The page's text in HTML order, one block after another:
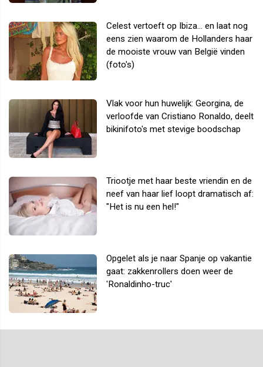
Celest vertoeft op Ibiza... en laat nog
eens zien waarom de Hollanders haar
de mooiste vrouw van België vinden
(foto's)
Vlak voor hun huwelijk: Georgina, de
verloofde van Cristiano Ronaldo, deelt
bikinifoto's met stevige boodschap
Triootje met haar beste vriendin en de
neef van haar lief loopt dramatisch af:
"Het is nu een hel!"
Opgelet als je naar Spanje op vakantie
gaat: zakkenrollers doen weer de
'Ronaldinho-truc'